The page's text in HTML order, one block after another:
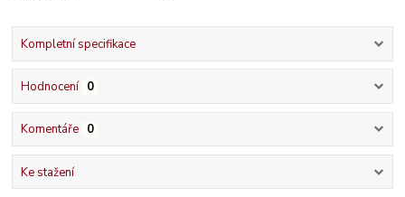
Kompletní specifikace
Hodnocení 0
Komentáře 0
Ke stažení